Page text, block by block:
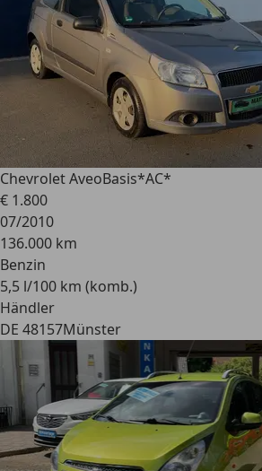
Chevrolet AveoBasis*AC*
€ 1.800
07/2010
136.000 km
Benzin
5,5 l/100 km (komb.)
Händler
DE 48157Münster